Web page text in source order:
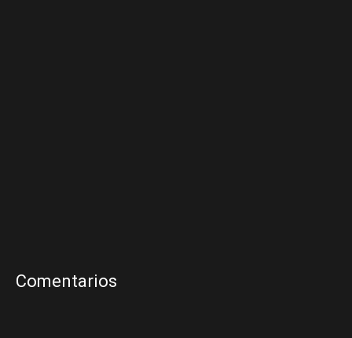
Comentarios